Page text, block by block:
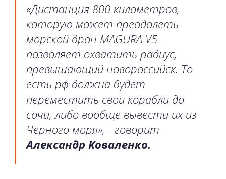
«Дистанция 800 километров,
которую может преодолеть
морской дрон MAGURA V5
позволяет охватить радиус,
превышающий новороссийск. То
есть рф должна будет
переместить свои корабли до
сочи, либо вообще вывести их из
Черного моря», - говорит
Александр Коваленко.